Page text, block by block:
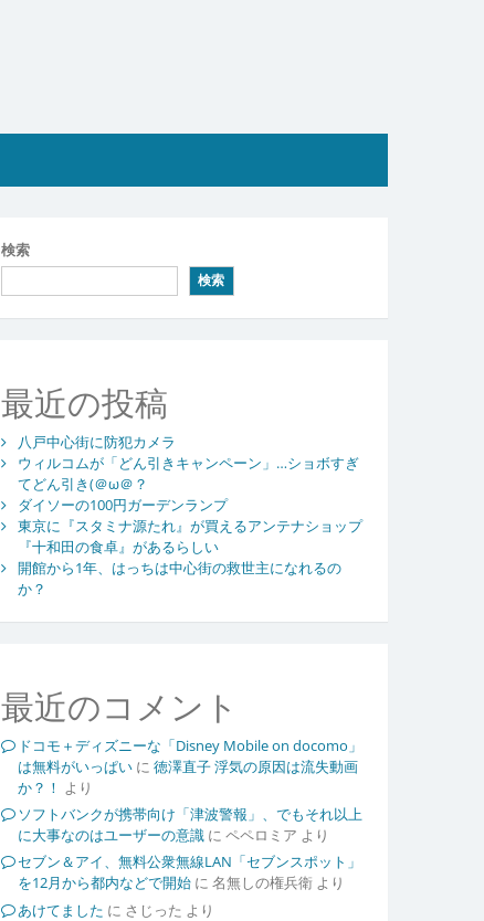
検索
検索
最近の投稿
八戸中心街に防犯カメラ
ウィルコムが「どん引きキャンペーン」…ショボすぎ
てどん引き(＠ω＠？
ダイソーの100円ガーデンランプ
東京に『スタミナ源たれ』が買えるアンテナショップ
『十和田の食卓』があるらしい
開館から1年、はっちは中心街の救世主になれるの
か？
最近のコメント
ドコモ＋ディズニーな「Disney Mobile on docomo」
は無料がいっぱいに 徳澤直子 浮気の原因は流失動画
か？！ より
ソフトバンクが携帯向け「津波警報」、でもそれ以上
に大事なのはユーザーの意識に ペペロミア より
セブン＆アイ、無料公衆無線LAN「セブンスポット」
を12月から都内などで開始に 名無しの権兵衛より
あけてました に さじった より